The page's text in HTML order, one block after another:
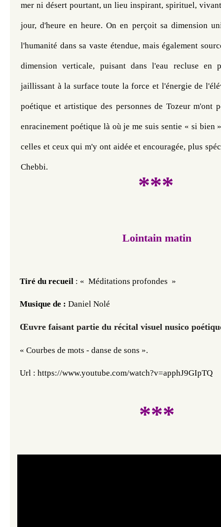
mer ni désert pourtant, un lieu inspirant, spirituel,
jour, d'heure en heure. On en perçoit sa dimension
l'humanité dans sa vaste étendue, mais également
dimension verticale, puisant dans l'eau recluse en
jaillissant à la surface toute la force et l'énergie de
poétique et artistique des personnes de Tozeur m'ont
enracinement poétique là où je me suis sentie « si bien
celles et ceux qui m'y ont aidée et encouragée, plus
Chebbi.
***
Lointain matin
Tiré du recueil : « Méditations profondes »
Musique de : Daniel Nolé
Œuvre faisant partie du récital visuel nusico
« Courbes de mots - danse de sons ».
Url : https://www.youtube.com/watch?v=apphJ9GIpTQ
***